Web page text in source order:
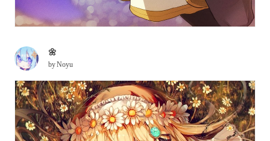
🌼
byNoyu